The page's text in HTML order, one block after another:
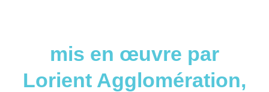
mis en œuvre par
Lorient Agglomération,